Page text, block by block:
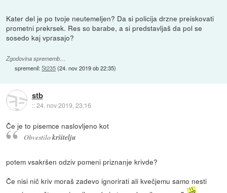
Kater del je po tvoje neutemeljen? Da si policija drzne preiskovati
prometni prekrsek. Res so barabe, a si predstavljaš da pol se
sosedo kaj vprasajo?
Zgodovina sprememb…
spremenil:St235(24. nov 2019 ob 22:35)
stb
::24. nov 2019, 23:16
Če je to pisemce naslovljeno kot
Obvestilokršitelju
potem vsakršen odziv pomeni priznanje krivde?
Če nisi nič kriv moraš zadevo ignorirati ali kvečjemu samo nesti